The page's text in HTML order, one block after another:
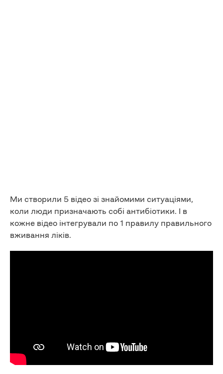
Ми створили 5 відео зі знайомими ситуаціями,
коли люди призначають собі антибіотики. І в
кожне відео інтегрували по 1 правилу правильного
вживання ліків.